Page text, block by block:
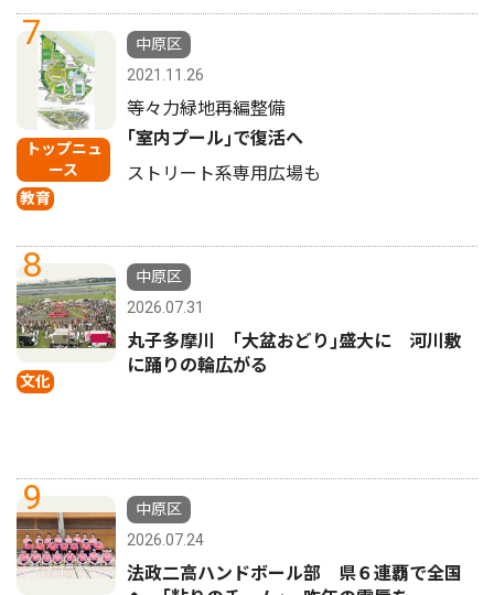
7
トップニュ
ース
教育
中原区
2021.11.26
等々力緑地再編整備
｢室内プール｣で復活へ
ストリート系専用広場も
8
文化
中原区
2026.07.31
丸子多摩川 ｢大盆おどり｣盛大に 河川敷
に踊りの輪広がる
9
中原区
2026.07.24
法政二高ハンドボール部 県６連覇で全国